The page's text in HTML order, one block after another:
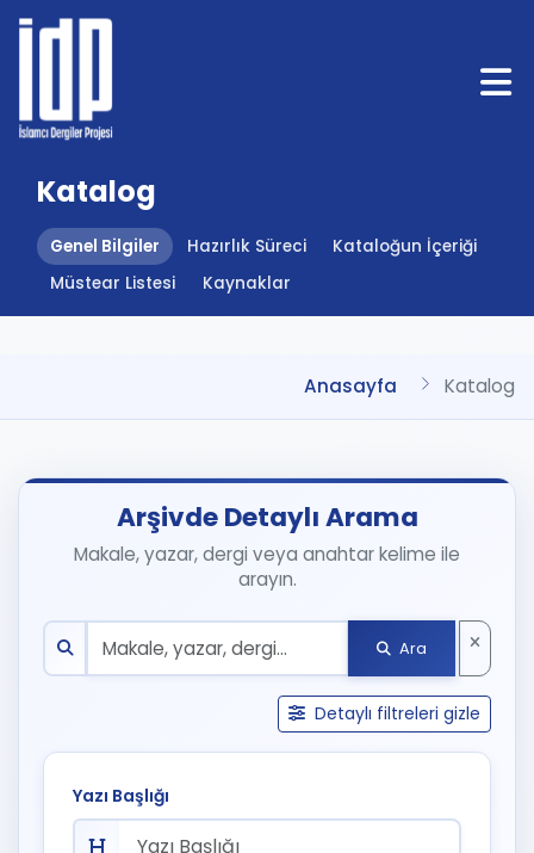
Katalog
Genel Bilgiler Hazırlık Süreci
Kataloğun İçeriği
Müstear Listesi
Kaynaklar
Anasayfa Katalog
Arşivde Detaylı Arama
Makale, yazar, dergi veya anahtar kelime ile
arayın.
Ara
Detaylı filtreleri gizle
Yazı Başlığı